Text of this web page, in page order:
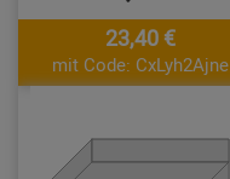
23,40 €
mit Code: CxLyh2Ajne